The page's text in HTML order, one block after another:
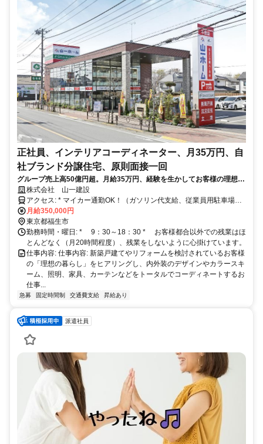
正社員、インテリアコーディネーター、月35万円、自
社ブランド分譲住宅、原則面接一回
グループ売上高50億円超。月給35万円、経験を生かしてお客様の理想の
住まいを形にするプランニング。羽村・三鷹に社宅完備。
株式会社 山一建設
アクセス: * マイカー通勤OK！（ガソリン代支給、従業員用駐車場あ
り） * 交通 ①JR青梅線「福生」駅より徒歩14分（JR「立川」駅
から「福生」駅まで乗車時間19分）、立川バス「福生第六小学校バス
停（福13）」より徒歩3分 ②JR青梅線「羽村」駅より徒歩17分
月給350,000円
東京都福生市
勤務時間・曜日: * 9：30～18：30 * お客様都合以外での残業はほ
とんどなく（月20時間程度）、残業をしないように心掛けています。
仕事内容: 仕事内容: 新築戸建てやリフォームを検討されているお客様
の「理想の暮らし」をヒアリングし、内外装のデザインやカラースキ
ーム、照明、家具、カーテンなどをトータルでコーディネートするお
仕事...
急募 固定時間制 交通費支給 昇給あり
派遣社員